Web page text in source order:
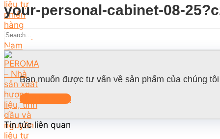
your-personal-cabinet-08-
Bạn muốn được tư vấn về sản phẩm của chúng
Liên hệ ngay
Tin tức liên quan